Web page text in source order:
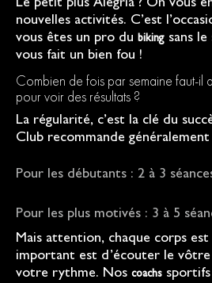
Le petit plus Alegria ? On vous
nouvelles activités. C’est
vous êtes un pro du biking sans
vous fait un bien fou !
Combien de fois par semaine faut-il
pour voir des résultats ?
La régularité, c’est la clé du
Club recommande généralement
Pour les débutants : 2 à 3
Pour les plus motivés : 3 à 5
Mais attention, chaque corps est
important est d’écouter le
votre rythme. Nos coachs